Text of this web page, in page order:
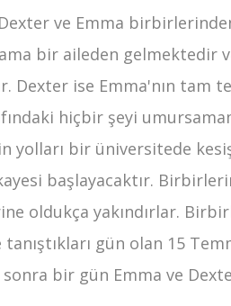
ve Emma
bir aileden gelmektedir
Dexter ise Emma'nın tam
hiçbir şeyi
yolları bir üniversitede
başlayacaktır.
oldukça yakındırlar.
gün olan 15
sonra bir gün Emma ve